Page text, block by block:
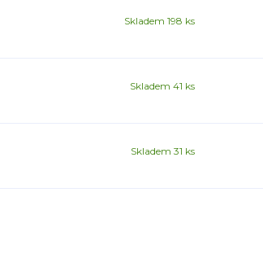
Skladem 198 ks
Skladem 41 ks
Skladem 31 ks